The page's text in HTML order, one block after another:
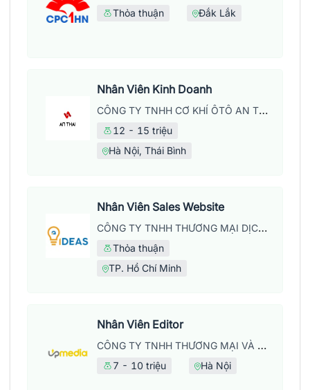
Thỏa thuận Đắk Lắk
Nhân Viên Kinh Doanh
CÔNG TY TNHH CƠ KHÍ ÔTÔ AN THÁI
12 - 15 triệu
Hà Nội, Thái Bình
Nhân Viên Sales Website
CÔNG TY TNHH THƯƠNG MẠI DỊCH VỤ WEB IDEAS
Thỏa thuận
TP. Hồ Chí Minh
Nhân Viên Editor
CÔNG TY TNHH THƯƠNG MẠI VÀ DỊCH VỤ UPMEDIA
7 - 10 triệu Hà Nội